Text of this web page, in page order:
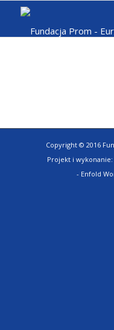
Copyright © 2016
Projekt i wykonanie:
- Enfold